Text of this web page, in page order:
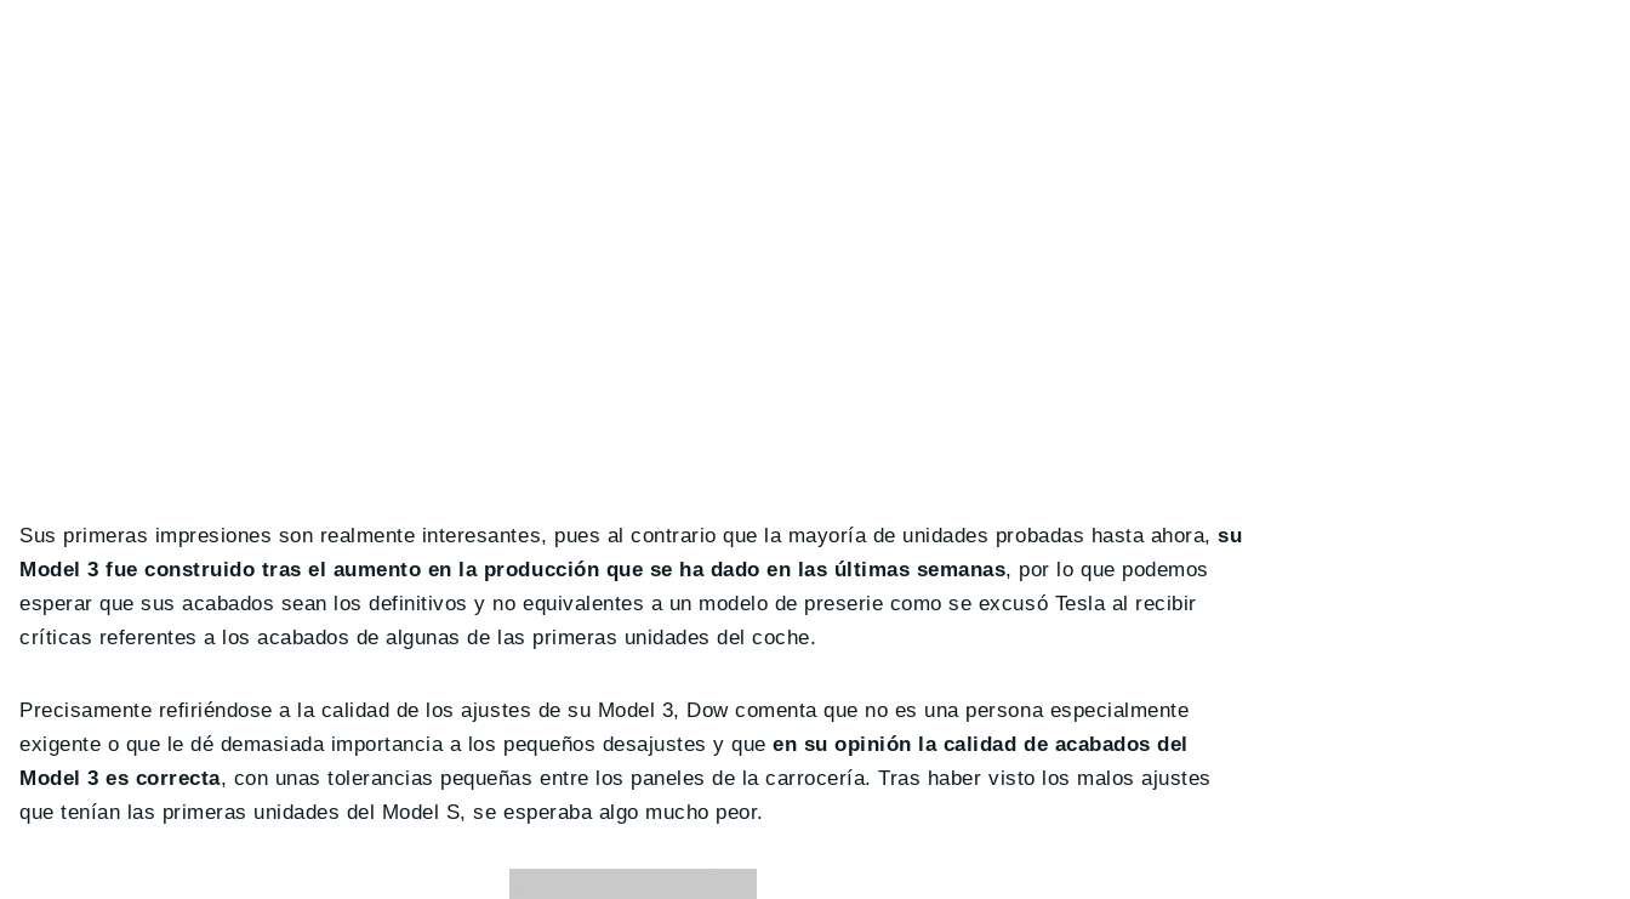
Sus primeras impresiones son realmente interesantes, pues al contrario que la mayoría de unidades probadas hasta ahora,su
Model 3 fue construido tras el aumento en la producción que se ha dado en las últimas semanas, por lo que podemos
esperar que sus acabados sean los definitivos y no equivalentes a un modelo de preserie como se excusó Tesla al recibir
críticas referentes a los acabados de algunas de las primeras unidades del coche.
Precisamente refiriéndose a la calidad de los ajustes de su Model 3, Dow comenta que no es una persona especialmente
exigente o que le dé demasiada importancia a los pequeños desajustes y queen su opinión la calidad de acabados del
Model 3 es correcta, con unas tolerancias pequeñas entre los paneles de la carrocería. Tras haber visto los malos ajustes
que tenían las primeras unidades del Model S, se esperaba algo mucho peor.